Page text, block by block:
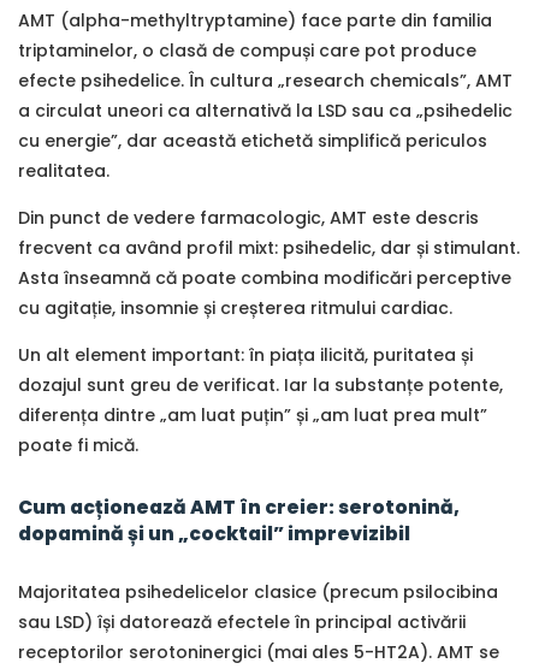
AMT (alpha-methyltryptamine) face parte din familia
triptaminelor, o clasă de compuși care pot produce
efecte psihedelice. În cultura „research chemicals”, AMT
a circulat uneori ca alternativă la LSD sau ca „psihedelic
cu energie”, dar această etichetă simplifică periculos
realitatea.
Din punct de vedere farmacologic, AMT este descris
frecvent ca având profil mixt: psihedelic, dar și stimulant.
Asta înseamnă că poate combina modificări perceptive
cu agitație, insomnie și creșterea ritmului cardiac.
Un alt element important: în piața ilicită, puritatea și
dozajul sunt greu de verificat. Iar la substanțe potente,
diferența dintre „am luat puțin” și „am luat prea mult”
poate fi mică.
Cum acționează AMT în creier: serotonină,
dopamină și un „cocktail” imprevizibil
Majoritatea psihedelicelor clasice (precum psilocibina
sau LSD) își datorează efectele în principal activării
receptorilor serotoninergici (mai ales 5-HT2A). AMT se